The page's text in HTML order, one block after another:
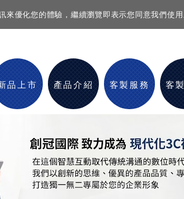
來優化您的體驗，繼續瀏覽即表示您同意我們使
品上市 產品介紹 客製服務 客